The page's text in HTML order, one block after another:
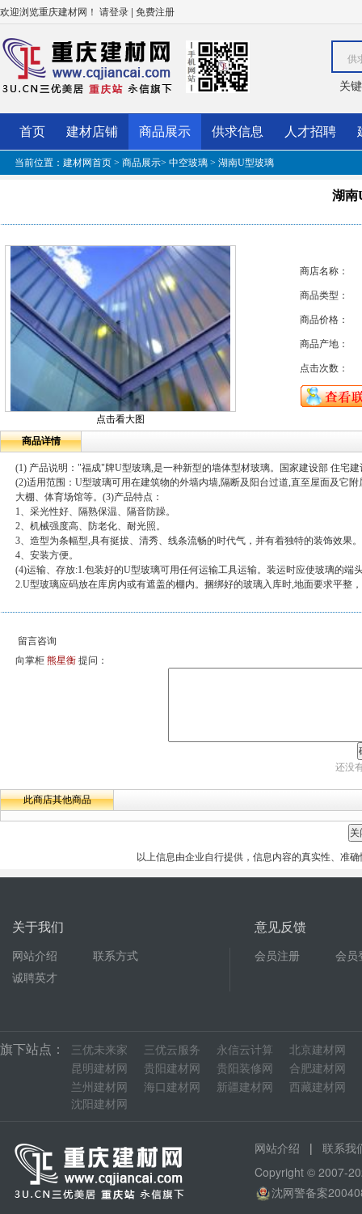
欢迎浏览重庆建材网！ 请登录 | 免费注册
供
关
首页 建材店铺 商品展示 供求信息 人才招聘
当前位置： 建材网首页 > 商品展示> 中空玻璃 > 湖南U型玻璃
湖南
点击看大图
商店名称：
商品类型：
商品价格：
商品产地：
点击次数：
商品详情
(1) 产品说明："福成"牌U型玻璃,是一种新型的墙体型材玻璃。国家建设部 住宅建
(2)适用范围：U型玻璃可用在建筑物的外墙内墙,隔断及阳台过道,直至屋面及它
大棚、体育场馆等。(3)产品特点：
1、采光性好、隔熟保温、隔音防躁。
2、机械强度高、防老化、耐光照。
3、造型为条幅型,具有挺拔、清秀、线条流畅的时代气，并有着独特的装饰效果。
4、安装方便。
(4)运输、存放:1.包装好的U型玻璃可用任何运输工具运输。装运时应使玻璃的端
2.U型玻璃应码放在库房内或有遮盖的棚内。捆绑好的玻璃入库时,地面要求平整
留言咨询
向掌柜 熊星衡提问：
还没
此商店其他商品
以上信息由企业自行提供，信息内容的真实性、准
关于我们
网站介绍
联系方式
诚聘英才
意见反馈
会员注册 会员
旗下站点： 三优未来家 三优云服务 永信云计算 北京建材网
昆明建材网
贵阳建材网 贵阳装修网 合肥建材网
兰州建材网
海口建材网 新疆建材网 西藏建材网
沈阳建材网
网站介绍 | 联系我
Copyright © 2007-
沈网警备案